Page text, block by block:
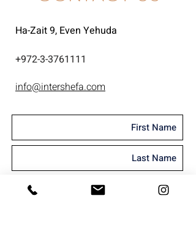
Ha-Zait 9, Even Yehuda
972-3-3761111
+
info@intershefa.com